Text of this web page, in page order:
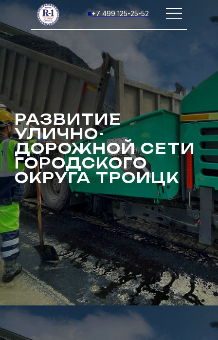
+7 499 125-25-52
РАЗВИТИЕ
УЛИЧНО-
ДОРОЖНОЙ СЕТИ
ГОРОДСКОГО
ОКРУГА ТРОИЦК